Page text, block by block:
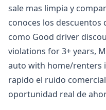
sale mas limpia y
conoces los descuentos
como Good driver
violations for 3+ years,
auto with home/renters
rapido el ruido
oportunidad real de